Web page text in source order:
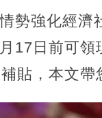
勢強化經濟
17日前可領
貼，本文帶